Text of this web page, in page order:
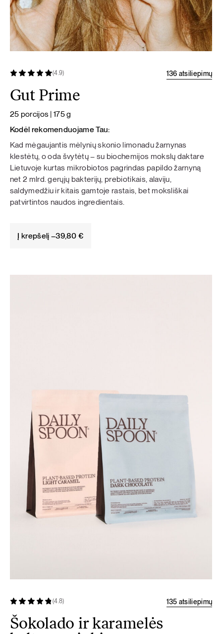
(4.9) 136 atsiliepimų
Gut Prime
25 porcijos | 175 g
Kodėl rekomenduojame Tau:
Kad mėgaujantis mėlynių skonio limonadu žarnynas
klestėtų, o oda švytėtų – su biochemijos mokslų daktare
Lietuvoje kurtas mikrobiotos pagrindas papildo žarnyną
net 2 mlrd. gerųjų bakterijų, prebiotikais, alaviju,
saldymedžiu ir kitais gamtoje rastais, bet moksliškai
patvirtintos naudos ingredientais.
Į krepšelį –39,80€
(4.8) 135 atsiliepimų
Šokolado ir karamelės